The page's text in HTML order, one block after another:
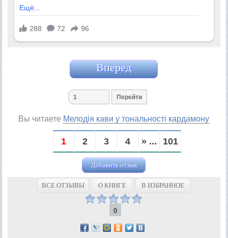
Вперед
Вы читаете Мелодія кави у тональності кардамону
1 2 3 4 » ... 101
Добавить отзыв
ВСЕ ОТЗЫВЫ О КНИГЕ В ИЗБРАННОЕ
0